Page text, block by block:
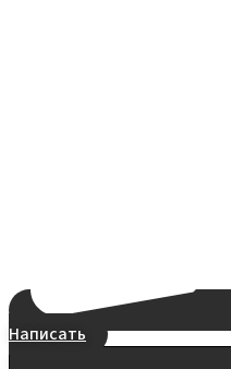
Написать